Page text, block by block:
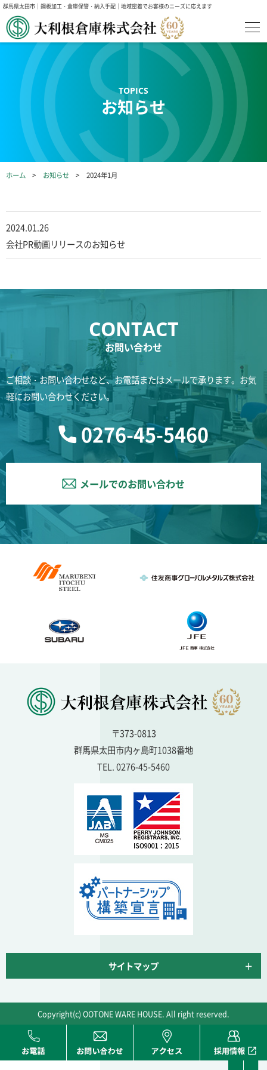
群馬県太田市｜鋼板加工・倉庫保管・納入手配｜地域密着でお客様のニーズに応えます
お知らせ
ホーム お知らせ 2024年1月
2024.01.26
会社PR動画リリースのお知らせ
お問い合わせ
ご相談・お問い合わせなど、お電話またはメールで承ります。お気
軽にお問い合わせください。
0276-45-5460
メールでのお問い合わせ
〒373-0813
群馬県太田市内ヶ島町1038番地
TEL. 0276-45-5460
サイトマップ
Copyright(c) OOTONE WARE HOUSE. All right reserved.